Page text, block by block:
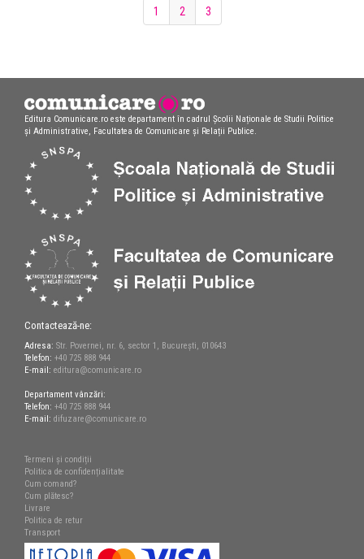
1 2 3
Editura Comunicare.ro este departament în cadrul Școlii Naționale de Studii Politice
și Administrative, Facultatea de Comunicare și Relații Publice.
Contactează-ne:
Adresa: Str. Povernei, nr. 6, sector 1, București, 010643
Telefon: +40 725 888 944
E-mail: editura@comunicare.ro
Departament vânzări:
Telefon: +40 725 888 944
E-mail: difuzare@comunicare.ro
Termeni și condiții
Politica de confidențialitate
Cum comand?
Cum plătesc?
Livrare
Politica de retur
Transport